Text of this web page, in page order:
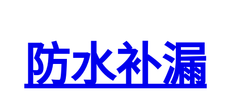
防水补漏